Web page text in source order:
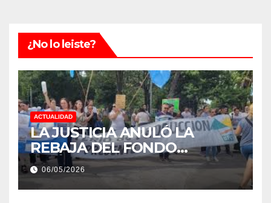
¿No lo leiste?
ACTUALIDAD
LA JUSTICIA ANULÓ LA
REBAJA DEL FONDO
ESTÍMULO A EMPLEADOS DE
PRODUCCIÓN DE LA
PROVINCIA DEL CHACO
06/05/2026